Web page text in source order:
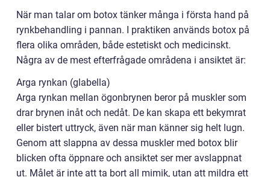
När man talar om botox tänker många i första hand på
rynkbehandling i pannan. I praktiken används botox på
flera olika områden, både estetiskt och medicinskt.
Några av de mest efterfrågade områdena i ansiktet är:
Arga rynkan (glabella)
Arga rynkan mellan ögonbrynen beror på muskler som
drar brynen inåt och nedåt. De kan skapa ett bekymrat
eller bistert uttryck, även när man känner sig helt lugn.
Genom att slappna av dessa muskler med botox blir
blicken ofta öppnare och ansiktet ser mer avslappnat
ut. Målet är inte att ta bort all mimik, utan att mildra ett